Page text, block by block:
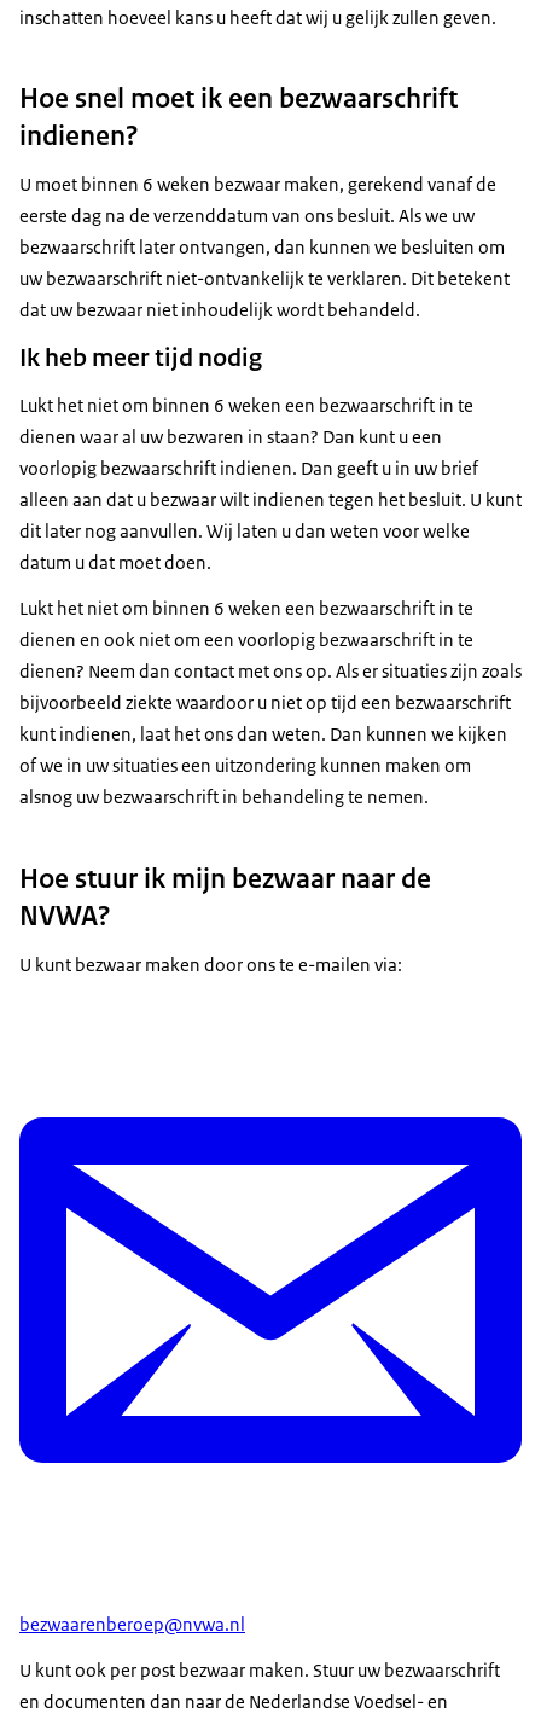
inschatten hoeveel kans u heeft dat wij u gelijk zullen geven.
Hoe snel moet ik een bezwaarschrift
indienen?
U moet binnen 6 weken bezwaar maken, gerekend vanaf de
eerste dag na de verzenddatum van ons besluit. Als we uw
bezwaarschrift later ontvangen, dan kunnen we besluiten om
uw bezwaarschrift niet-ontvankelijk te verklaren. Dit betekent
dat uw bezwaar niet inhoudelijk wordt behandeld.
Ik heb meer tijd nodig
Lukt het niet om binnen 6 weken een bezwaarschrift in te
dienen waar al uw bezwaren in staan? Dan kunt u een
voorlopig bezwaarschrift indienen. Dan geeft u in uw brief
alleen aan dat u bezwaar wilt indienen tegen het besluit. U kunt
dit later nog aanvullen. Wij laten u dan weten voor welke
datum u dat moet doen.
Lukt het niet om binnen 6 weken een bezwaarschrift in te
dienen en ook niet om een voorlopig bezwaarschrift in te
dienen? Neem dan contact met ons op. Als er situaties zijn zoals
bijvoorbeeld ziekte waardoor u niet op tijd een bezwaarschrift
kunt indienen, laat het ons dan weten. Dan kunnen we kijken
of we in uw situaties een uitzondering kunnen maken om
alsnog uw bezwaarschrift in behandeling te nemen.
Hoe stuur ik mijn bezwaar naar de
NVWA?
U kunt bezwaar maken door ons te e-mailen via:
bezwaarenberoep@nvwa.nl
U kunt ook per post bezwaar maken. Stuur uw bezwaarschrift
en documenten dan naar de Nederlandse Voedsel- en